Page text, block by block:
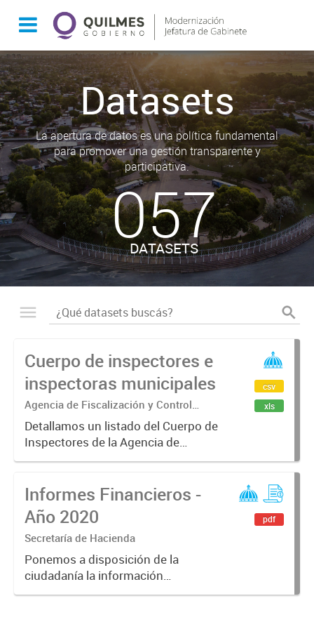
Datasets
La apertura de datos es una política fundamental
para promover una gestión transparente y
participativa.
057
DATASETS
Cuerpo de inspectores e
inspectoras municipales
Agencia de Fiscalización y Control
Comunal
Detallamos un listado del Cuerpo de
Inspectores de la Agencia de
Fiscalización y Control, dividido por
formato CSV y XLSX.
csv
xls
Informes Financieros -
Año 2020
Secretaría de Hacienda
Ponemos a disposición de la
ciudadanía la información
financiera del municipio
pdf